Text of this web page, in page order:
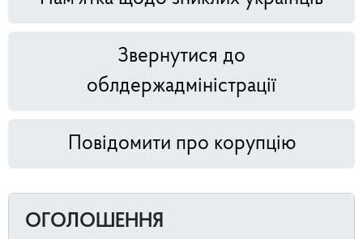
Звернутися до
облдержадміністрації
Повідомити про корупцію
ОГОЛОШЕННЯ